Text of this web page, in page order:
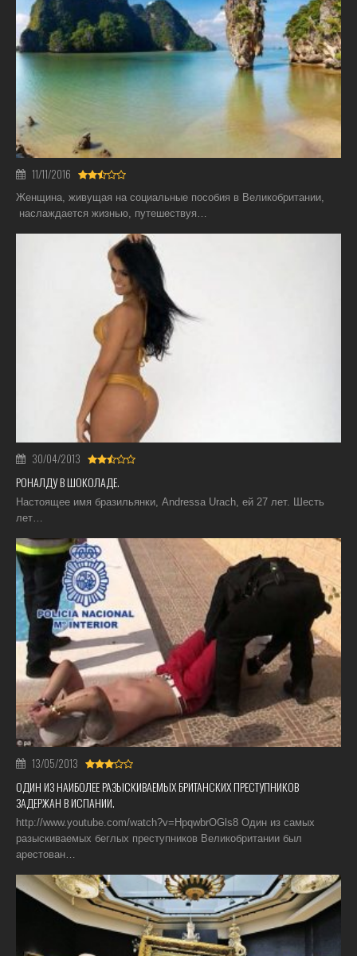
11/11/2016
Женщина, живущая на социальные пособия в Великобритании,
наслаждается жизнью, путешествуя…
30/04/2013
РОНАЛДУ В ШОКОЛАДЕ.
Настоящее имя бразильянки, Andressa Urach, ей 27 лет. Шесть
лет…
13/05/2013
ОДИН ИЗ НАИБОЛЕЕ РАЗЫСКИВАЕМЫХ БРИТАНСКИХ ПРЕСТУПНИКОВ
ЗАДЕРЖАН В ИСПАНИИ.
http://www.youtube.com/watch?v=HpqwbrOGls8 Один из самых
разыскиваемых беглых преступников Великобритании был
арестован…